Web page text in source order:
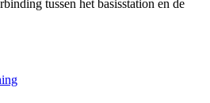
tussen het basisstation en de